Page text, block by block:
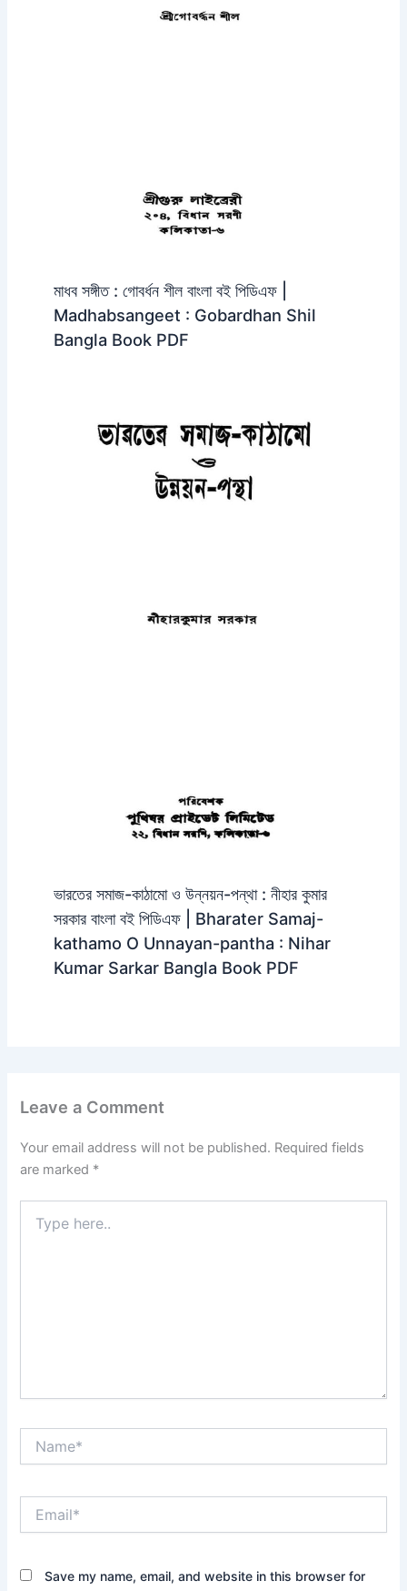
মাধব সঙ্গীত : গোবর্ধন শীল বাংলা বই পিডিএফ |
Madhabsangeet : Gobardhan Shil
Bangla Book PDF
ভারতের সমাজ-কাঠামো ও উন্নয়ন-পন্থা : নীহার কুমার
সরকার বাংলা বই পিডিএফ | Bharater Samaj-
kathamo O Unnayan-pantha : Nihar
Kumar Sarkar Bangla Book PDF
Leave a Comment
Your email address will not be published. Required fields
are marked *
here..
Save my name, email, and website in this browser for